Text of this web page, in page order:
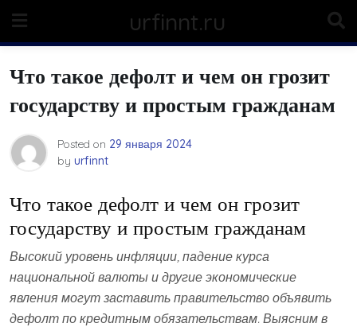
content
urfinnt.ru
Что такое дефолт и чем он грозит
государству и простым гражданам
Posted on 29 января 2024
by urfinnt
Что такое дефолт и чем он грозит
государству и простым гражданам
Высокий уровень инфляции, падение курса
национальной валюты и другие экономические
явления могут заставить правительство объявить
дефолт по кредитным обязательствам. Выясним в